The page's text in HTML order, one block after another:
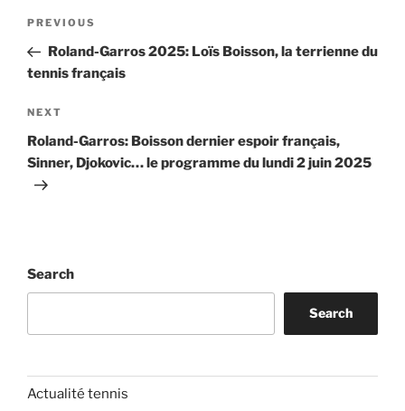
Previous
Post
PREVIOUS
Roland-Garros 2025: Loïs Boisson, la terrienne du
tennis français
Next
Post
NEXT
Roland-Garros: Boisson dernier espoir français,
Sinner, Djokovic… le programme du lundi 2 juin 2025
Search
Search
Actualité tennis